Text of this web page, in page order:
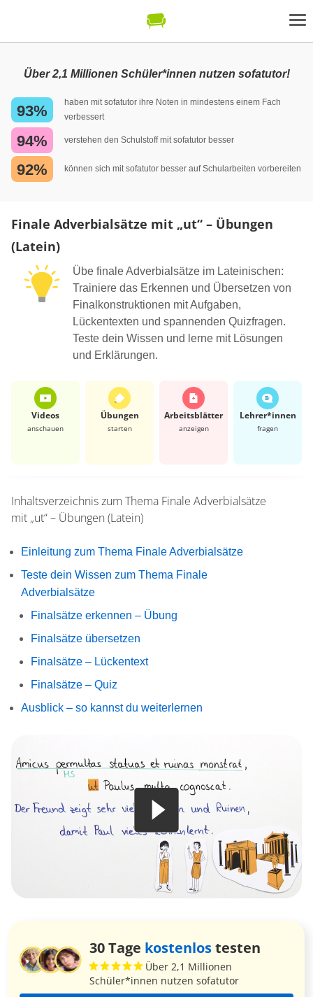
Über 2,1 Millionen Schüler*innen nutzen sofatutor!
93%
haben mit sofatutor ihre Noten in mindestens einem Fach
verbessert
94% verstehen den Schulstoff mit sofatutor besser
92% können sich mit sofatutor besser auf Schularbeiten vorbereiten
Finale Adverbialsätze mit „ut“ – Übungen
(Latein)
Übe finale Adverbialsätze im Lateinischen:
Trainiere das Erkennen und Übersetzen von
Finalkonstruktionen mit Aufgaben,
Lückentexten und spannenden Quizfragen.
Teste dein Wissen und lerne mit Lösungen
und Erklärungen.
Videos
anschauen
Übungen
starten
Arbeits­blätter
anzeigen
Lehrer*​innen
fragen
Inhaltsverzeichnis zum Thema Finale Adverbialsätze
mit „ut“ – Übungen (Latein)
Einleitung zum Thema Finale Adverbialsätze
Teste dein Wissen zum Thema Finale
Adverbialsätze
Finalsätze erkennen – Übung
Finalsätze übersetzen
Finalsätze – Lückentext
Finalsätze – Quiz
Ausblick – so kannst du weiterlernen
30 Tage kostenlostesten
Über 2,1 Millionen
Schüler*innen nutzen sofatutor